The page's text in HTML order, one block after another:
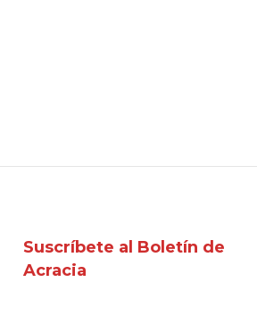
Suscríbete al Boletín de
Acracia